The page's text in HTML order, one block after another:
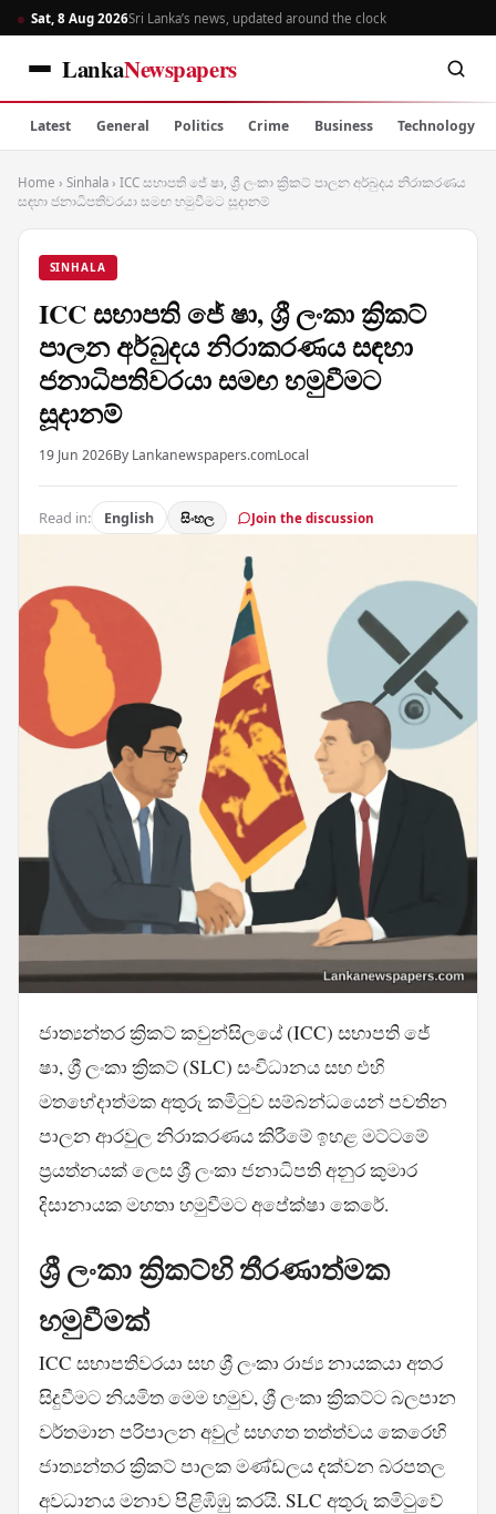
Sat, 8 Aug 2026Sri Lanka’s news, updated around the clock
LankaNewspapers
Latest General Politics Crime Business Technology
Home › Sinhala › ICC සභාපති ජේ ෂා, ශ්‍රී ලංකා ක්‍රිකට් පාලන අර්බුදය නිරාකරණය
සඳහා ජනාධිපතිවරයා සමඟ හමුවීමට සූදානම්
SINHALA
ICC සභාපති ජේ ෂා, ශ්‍රී ලංකා ක්‍රිකට්
පාලන අර්බුදය නිරාකරණය සඳහා
ජනාධිපතිවරයා සමඟ හමුවීමට
සූදානම්
19 Jun 2026By Lankanewspapers.comLocal
Read in: English සිංහල Join the discussion
ජාත්‍යන්තර ක්‍රිකට් කවුන්සිලයේ (ICC) සභාපති ජේ
ෂා, ශ්‍රී ලංකා ක්‍රිකට් (SLC) සංවිධානය සහ එහි
මතභේදාත්මක අතුරු කමිටුව සම්බන්ධයෙන් පවතින
පාලන ආරවුල නිරාකරණය කිරීමේ ඉහළ මට්ටමේ
ප්‍රයත්නයක් ලෙස ශ්‍රී ලංකා ජනාධිපති අනුර කුමාර
දිසානායක මහතා හමුවීමට අපේක්ෂා කෙරේ.
ශ්‍රී ලංකා ක්‍රිකට්හි තීරණාත්මක
හමුවීමක්
ICC සභාපතිවරයා සහ ශ්‍රී ලංකා රාජ්‍ය නායකයා අතර
සිදුවීමට නියමිත මෙම හමුව, ශ්‍රී ලංකා ක්‍රිකට්ට බලපාන
වර්තමාන පරිපාලන අවුල් සහගත තත්ත්වය කෙරෙහි
ජාත්‍යන්තර ක්‍රිකට් පාලක මණ්ඩලය දක්වන බරපතල
අවධානය මනාව පිළිඹිඹු කරයි. SLC අතුරු කමිටුවේ